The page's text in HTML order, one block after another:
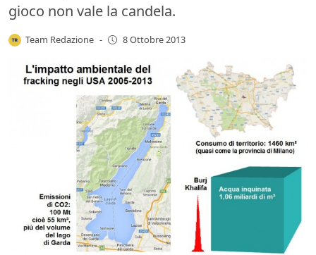
gioco non vale la candela.
Team Redazione - 8 Ottobre 2013